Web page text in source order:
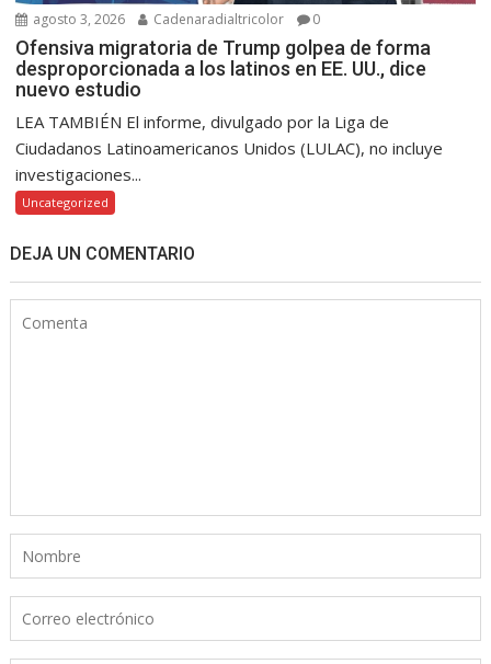
agosto 3, 2026 Cadenaradialtricolor 0
Ofensiva migratoria de Trump golpea de forma
desproporcionada a los latinos en EE. UU., dice
nuevo estudio
LEA TAMBIÉN El informe, divulgado por la Liga de
Ciudadanos Latinoamericanos Unidos (LULAC), no incluye
investigaciones...
Uncategorized
DEJA UN COMENTARIO